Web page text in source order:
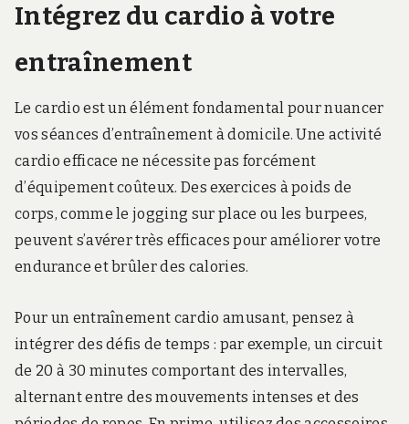
Intégrez du cardio à votre
entraînement
Le cardio est un élément fondamental pour nuancer
vos séances d’entraînement à domicile. Une activité
cardio efficace ne nécessite pas forcément
d’équipement coûteux. Des exercices à poids de
corps, comme le jogging sur place ou les burpees,
peuvent s’avérer très efficaces pour améliorer votre
endurance et brûler des calories.
Pour un entraînement cardio amusant, pensez à
intégrer des défis de temps : par exemple, un circuit
de 20 à 30 minutes comportant des intervalles,
alternant entre des mouvements intenses et des